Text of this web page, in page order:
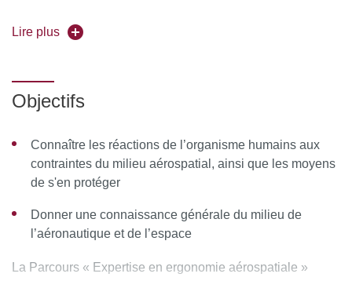
DUC221 Parcours Adaptation physiologique
(formation partielle)
Forme de l’enseignement :
Volume horaire :
148 heures Parcours expertise en ergonomie
76 heures Parcours adaptation physiologique
Pour vous inscrire, déposez votre candidature sur
Lire plus
Objectifs
Connaître les réactions de l’organisme humains aux
contraintes du milieu aérospatial, ainsi que les moyens
de s'en protéger
Donner une connaissance générale du milieu de
l’aéronautique et de l’espace
La Parcours « Expertise en ergonomie aérospatiale »